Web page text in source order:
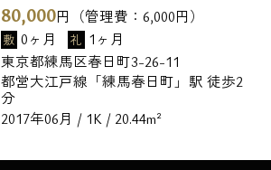
80,000円（管理費： 6,000円）
敷 0ヶ月 礼 1ヶ月
東京都練馬区春日町3-26-11
都営大江戸線「練馬春日町」駅 徒歩2
分
2017年06月 / 1K / 20.44m²